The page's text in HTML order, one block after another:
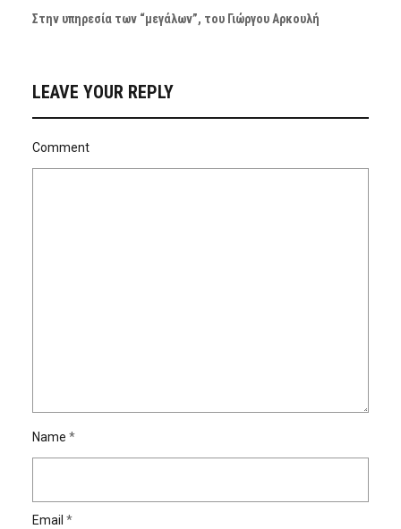
Στην υπηρεσία των “μεγάλων”, του Γιώργου Αρκουλή
LEAVE YOUR REPLY
Comment
Name *
Email *